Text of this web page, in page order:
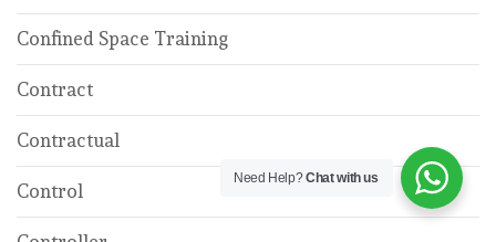
Confined Space Training
Contract
Contractual
Control
Need Help?Chat with us